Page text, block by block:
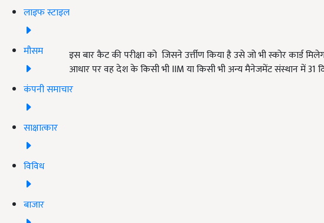
लाइफ स्टाइल
मौसम
कंपनी समाचार
साक्षात्कार
विविध
बाजार
इस बार कैट की परीक्षा को जिसने उर्त्तीण किया है उसे जो भी स्कोर कार्ड
आधार पर वह देश के किसी भी IIM या किसी भी अन्य मैनेजमेंट संस्थान में 31